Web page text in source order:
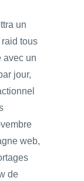
un
raid tous
avec un
jour,
web,
de